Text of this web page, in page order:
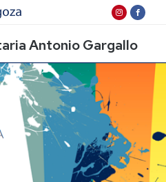
Antonio Gargallo